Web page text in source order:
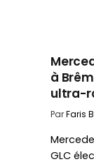
à
ultra-
ParFaris
GLC